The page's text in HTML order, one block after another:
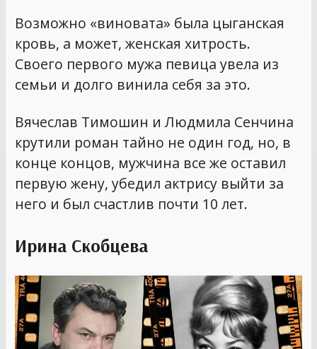
Возможно «виновата» была цыганская
кровь, а может, женская хитрость.
Своего первого мужа певица увела из
семьи и долго винила себя за это.
Вячеслав Тимошин и Людмила Сенчина
крутили роман тайно не один год, но, в
конце концов, мужчина все же оставил
первую жену, убедил актрису выйти за
него и был счастлив почти 10 лет.
Ирина Скобцева